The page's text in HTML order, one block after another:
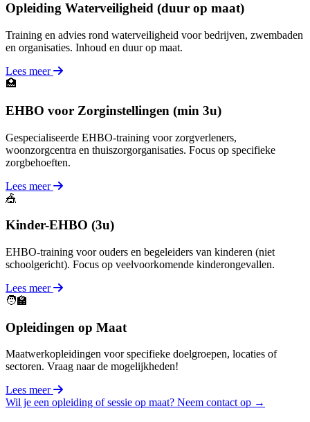
Opleiding Waterveiligheid (duur op maat)
Training en advies rond waterveiligheid voor bedrijven, zwembaden
en organisaties. Inhoud en duur op maat.
Lees meer
🏥
EHBO voor Zorginstellingen (min 3u)
Gespecialiseerde EHBO-training voor zorgverleners,
woonzorgcentra en thuiszorgorganisaties. Focus op specifieke
zorgbehoeften.
Lees meer
🎪
Kinder-EHBO (3u)
EHBO-training voor ouders en begeleiders van kinderen (niet
schoolgericht). Focus op veelvoorkomende kinderongevallen.
Lees meer
🧑‍🏫
Opleidingen op Maat
Maatwerkopleidingen voor specifieke doelgroepen, locaties of
sectoren. Vraag naar de mogelijkheden!
Lees meer
Wil je een opleiding of sessie op maat? Neem contact op →